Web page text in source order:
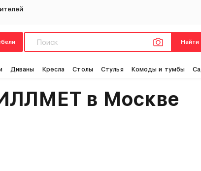
Найти
Диваны Кресла Столы Стулья Комоды и тумбы
в Москве